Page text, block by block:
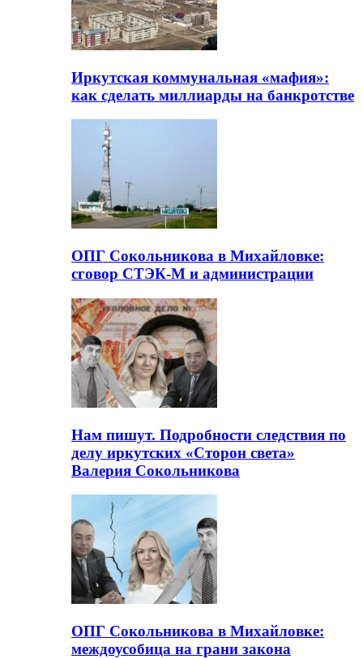
Иркутская коммунальная «мафия»:
как сделать миллиарды на банкротстве
ОПГ Сокольникова в Михайловке:
сговор СТЭК-М и администрации
Нам пишут. Подробности следствия по
делу иркутских «Сторон света»
Валерия Сокольникова
ОПГ Сокольникова в Михайловке:
междоусобица на грани закона